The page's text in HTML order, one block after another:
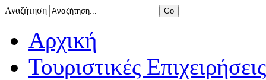
Αναζήτηση
Αρχική
Τουριστικές Επιχειρήσεις